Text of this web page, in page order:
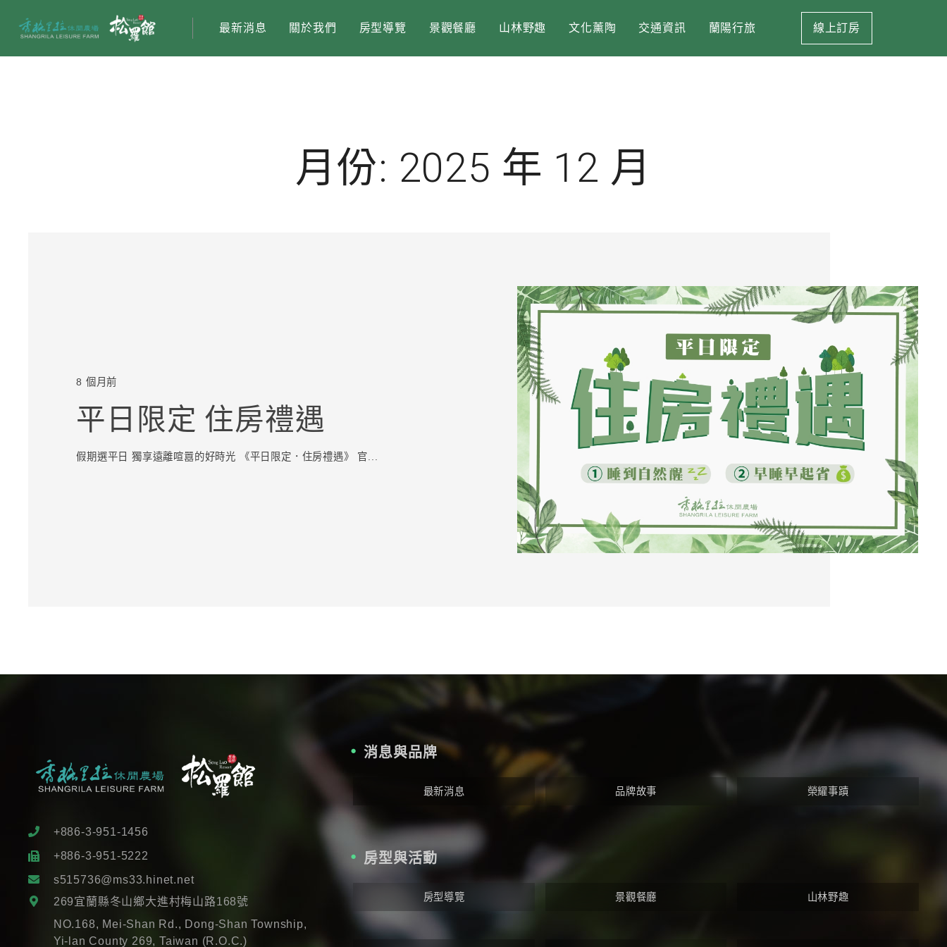
最新消息 關於我們 房型導覽 景觀餐廳 山林野趣 文化薰陶 交通資訊 蘭陽行旅 線上訂房
月份: 2025 年 12 月
8 個月前
平日限定 住房禮遇
假期選平日 獨享遠離喧囂的好時光 《平日限定．住房禮遇》 官...
+886-3-951-1456
+886-3-951-5222
s515736@ms33.hinet.net
269宜蘭縣冬山鄉大進村梅山路168號
NO.168, Mei-Shan Rd., Dong-Shan Township,
Yi-lan County 269, Taiwan (R.O.C.)
消息與品牌
最新消息 品牌故事 榮耀事蹟
房型與活動
房型導覽 景觀餐廳 山林野趣